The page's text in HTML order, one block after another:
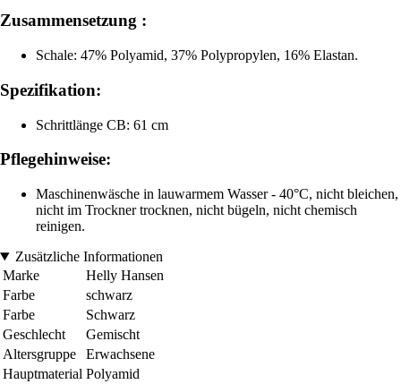
Zusammensetzung :
Schale: 47% Polyamid, 37% Polypropylen, 16% Elastan.
Spezifikation:
Schrittlänge CB: 61 cm
Pflegehinweise:
Maschinenwäsche in lauwarmem Wasser - 40°C, nicht bleichen,
nicht im Trockner trocknen, nicht bügeln, nicht chemisch
reinigen.
Zusätzliche Informationen
Marke
Helly Hansen
Farbe
schwarz
Farbe
Schwarz
Geschlecht
Gemischt
Altersgruppe
Erwachsene
Hauptmaterial Polyamid